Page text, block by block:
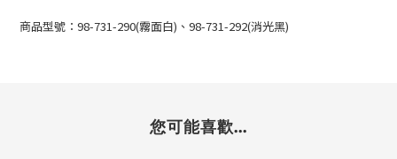
商品型號：98-731-290(霧面白)、98-731-292(消光黑)
您可能喜歡...